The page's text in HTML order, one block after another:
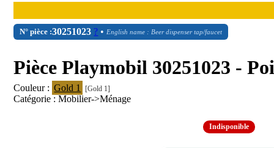
N° pièce :30251023 ? •English name : Beer dispenser tap/faucet
Pièce Playmobil 30251023 -
Couleur : Gold 1 [Gold 1]
Catégorie : Mobilier->Ménage
Indisponible